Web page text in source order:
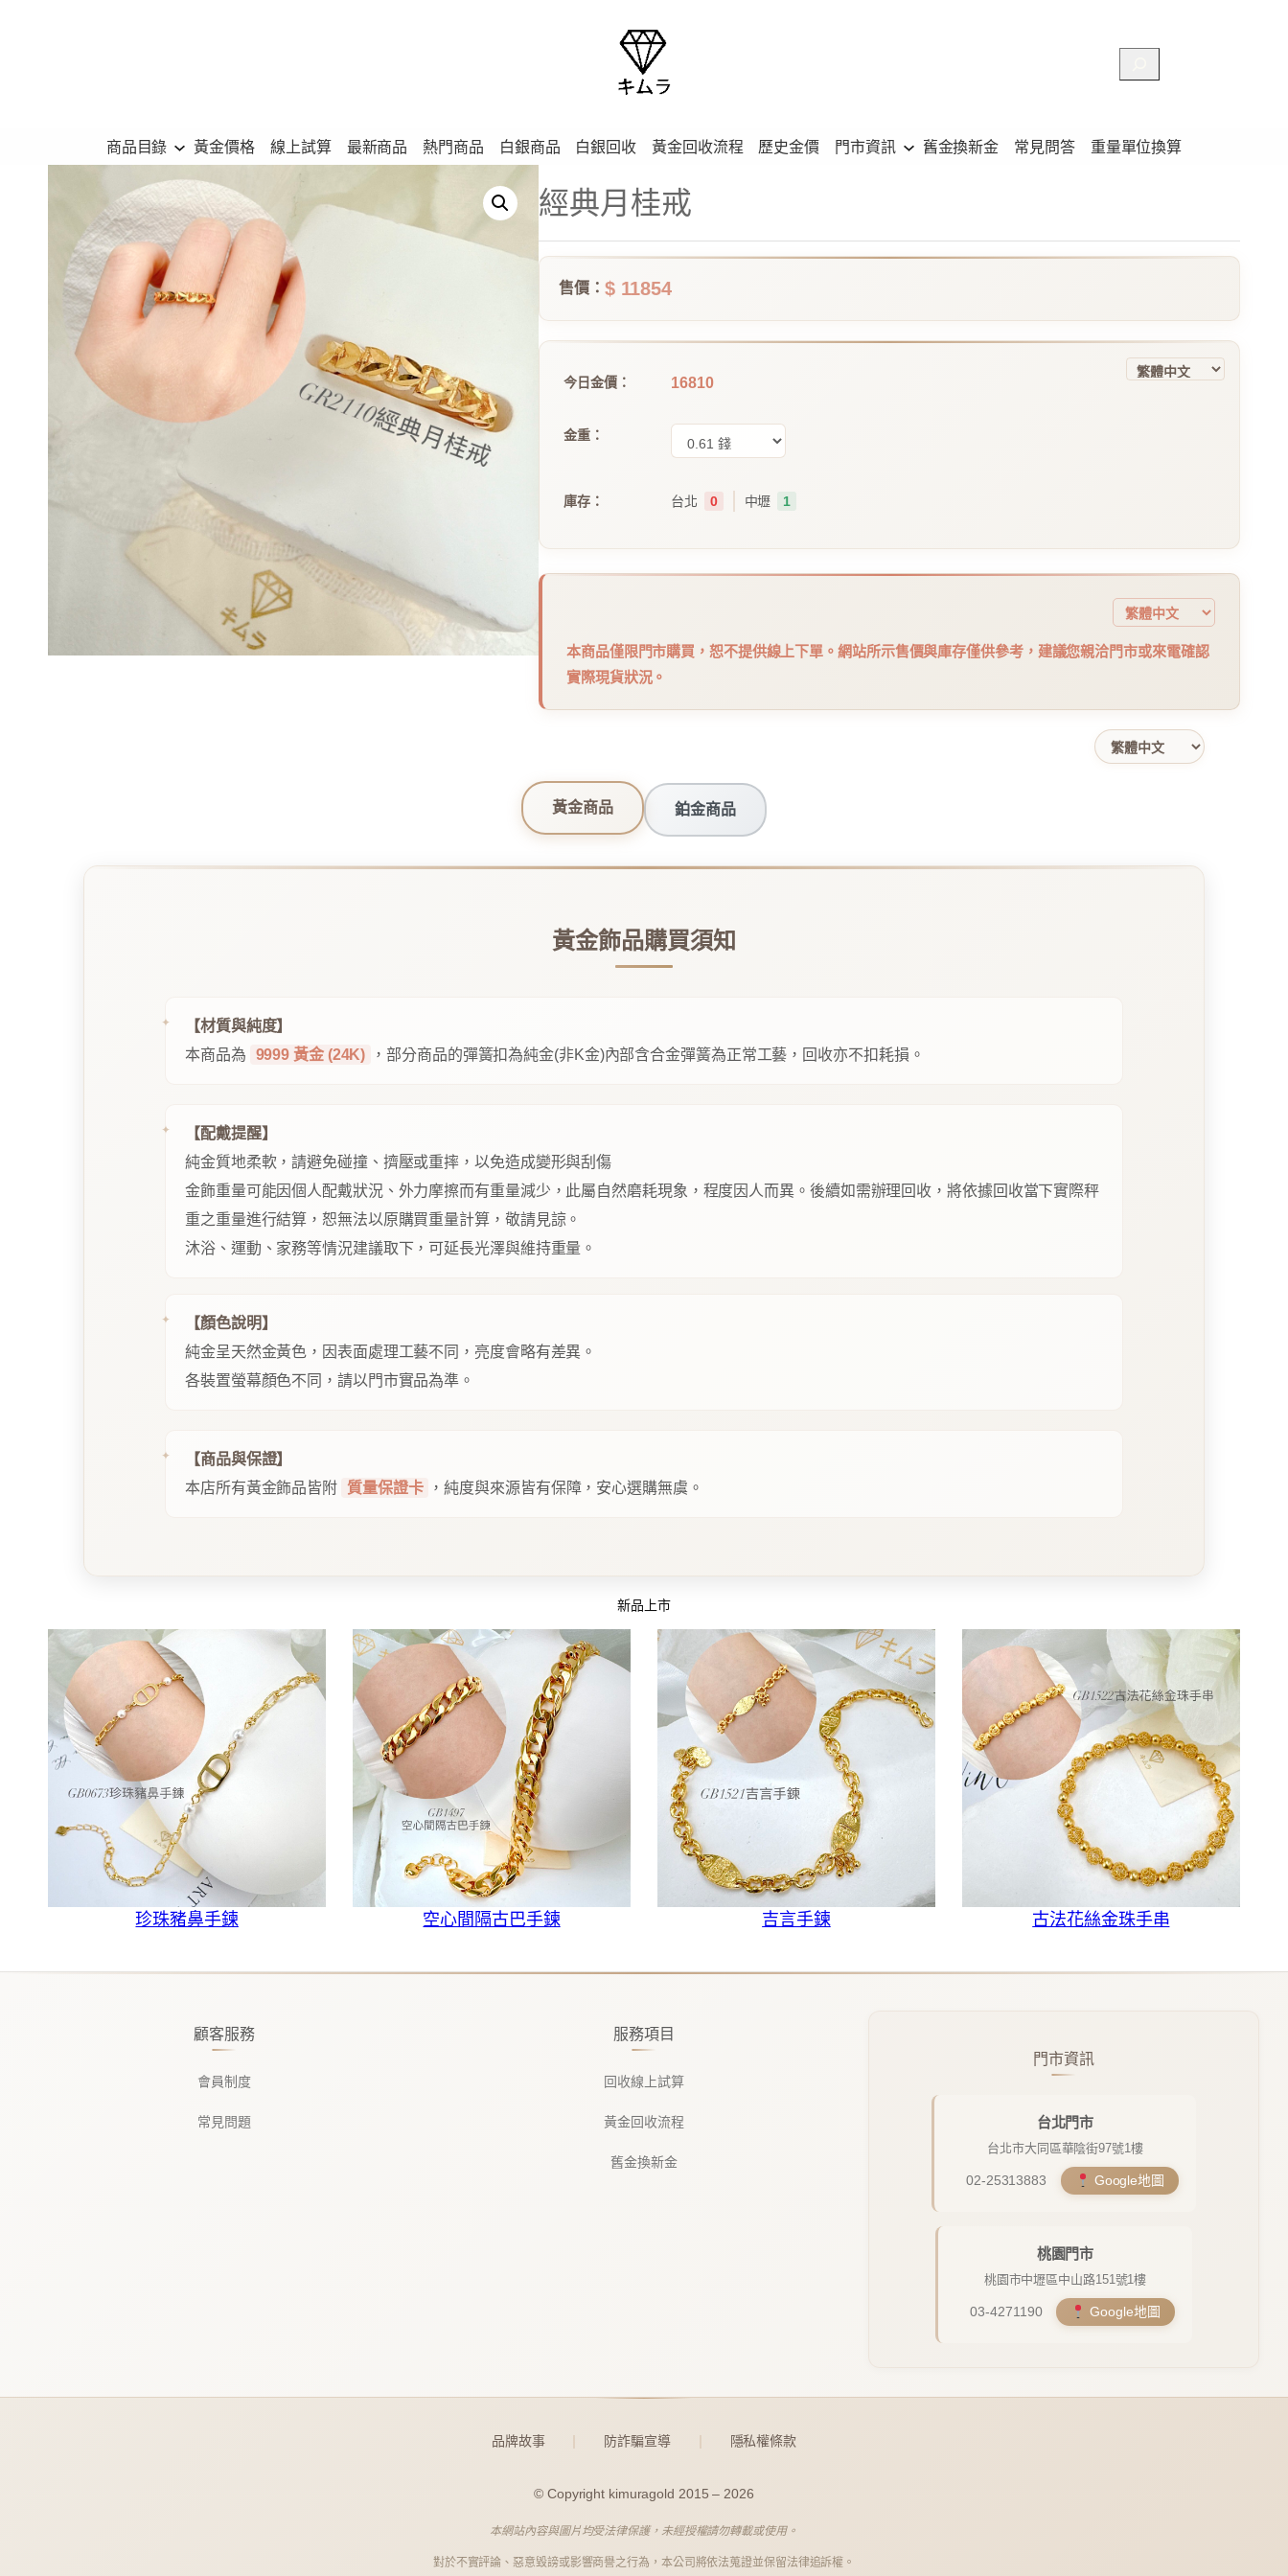
尋
商品目錄 黃金價格 線上試算 最新商品 熱門商品 白銀商品 白銀回收 黃金回收流程 歷史金價 門市資訊 舊金換新金 常見問答 重量單位換算
經典月桂戒
售價： $ 11854
今日金價： 16810
金重：
庫存： 台北 0 中壢 1
本商品僅限門市購買，恕不提供線上下單。網站所示售價與庫存僅供參考，建議您親洽門市或來電確認
實際現貨狀況。
黃金商品 鉑金商品
黃金飾品購買須知
【材質與純度】
本商品為
9999 黃金 (24K) ，部分商品的彈簧扣為純金(非K金)內部含合金彈簧為正常工藝，回收亦不扣耗損。
【配戴提醒】
純金質地柔軟，請避免碰撞、擠壓或重摔，以免造成變形與刮傷
金飾重量可能因個人配戴狀況、外力摩擦而有重量減少，此屬自然磨耗現象，程度因人而異。後續如需辦理回收，將依據回收當下實際秤
重之重量進行結算，恕無法以原購買重量計算，敬請見諒。
沐浴、運動、家務等情況建議取下，可延長光澤與維持重量。
【顏色說明】
純金呈天然金黃色，因表面處理工藝不同，亮度會略有差異。
各裝置螢幕顏色不同，請以門市實品為準。
【商品與保證】
本店所有黃金飾品皆附 質量保證卡 ，純度與來源皆有保障，安心選購無虞。
新品上市
珍珠豬鼻手鍊 空心間隔古巴手鍊 吉言手鍊 古法花絲金珠手串
顧客服務
會員制度
常見問題
服務項目
回收線上試算
黃金回收流程
舊金換新金
門市資訊
台北門市
台北市大同區華陰街97號1樓
02-25313883 Google地圖
桃園門市
桃園市中壢區中山路151號1樓
03-4271190 Google地圖
品牌故事 防詐騙宣導 隱私權條款
© Copyright kimuragold 2015 – 2026
本網站內容與圖片均受法律保護，未經授權請勿轉載或使用。
對於不實評論、惡意毀謗或影響商譽之行為，本公司將依法蒐證並保留法律追訴權。